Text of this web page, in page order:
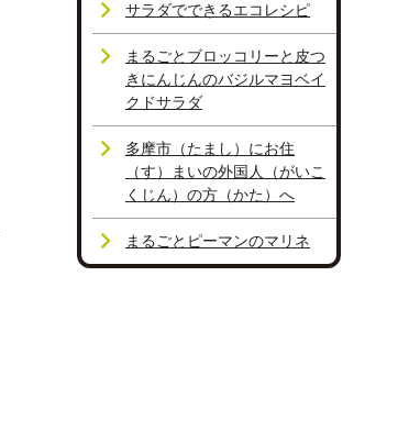
サラダでできるエコレシピ
まるごとブロッコリーと皮つ
きにんじんのバジルマヨベイ
クドサラダ
多摩市（たまし）にお住
（す）まいの外国人（がいこ
くじん）の方（かた）へ
まるごとピーマンのマリネ